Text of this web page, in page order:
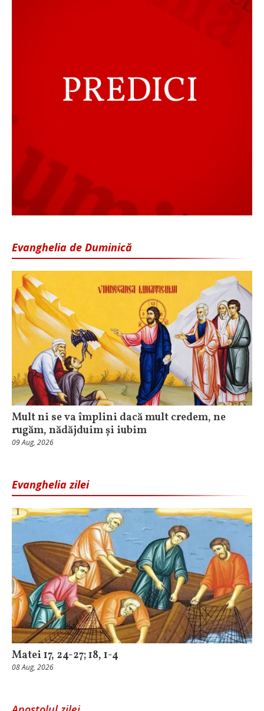
Evanghelia de Duminică
Mult ni se va împlini dacă mult credem, ne
rugăm, nădăjduim și iubim
09 Aug, 2026
Evanghelia zilei
Matei 17, 24-27; 18, 1-4
08 Aug, 2026